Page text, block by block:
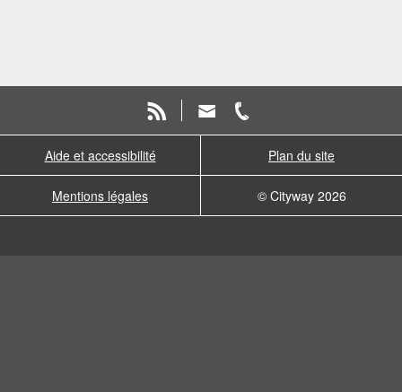
Aide et accessibilité Plan du site
Mentions légales © Cityway 2026